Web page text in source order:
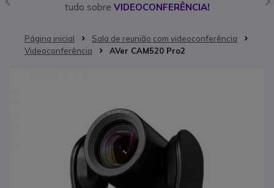
tudo sobre VIDEOCONFERÊNCIA!
Página inicial
Sala de reunião com videoconferência
Videoconferência
AVer CAM520 Pro2